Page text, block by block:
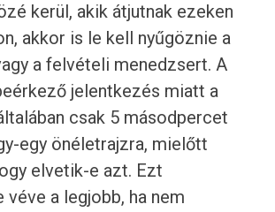
kerül, akik átjutnak ezeken
akkor is le kell nyűgöznie a
a felvételi menedzsert. A
jelentkezés miatt a
csak 5 másodpercet
egy önéletrajzra, mielőtt
elvetik-e azt. Ezt
véve a legjobb, ha nem